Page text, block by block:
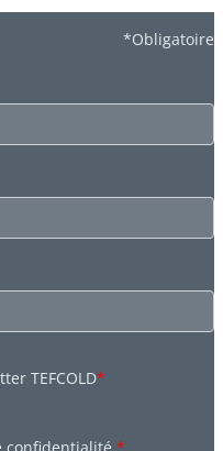
*Obligatoire
TEFCOLD*